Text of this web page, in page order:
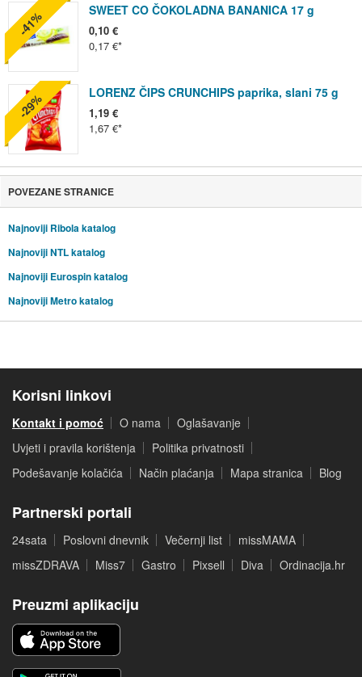
SWEET CO ČOKOLADNA BANANICA 17 g
0,10 €
0,17 €
-41%
LORENZ ČIPS CRUNCHIPS paprika, slani 75 g
1,19 €
1,67 €
-29%
POVEZANE STRANICE
Najnoviji Ribola katalog
Najnoviji NTL katalog
Najnoviji Eurospin katalog
Najnoviji Metro katalog
Korisni linkovi
Kontakt i pomoć O nama
Oglašavanje
Uvjeti i pravila korištenja
Politika privatnosti
Podešavanje kolačića
Način plaćanja Mapa stranica Blog
Partnerski portali
24sata Poslovni dnevnik Večernji list
missMAMA
missZDRAVA
Miss7 Gastro Pixsell Diva Ordinacija.hr
Preuzmi aplikaciju